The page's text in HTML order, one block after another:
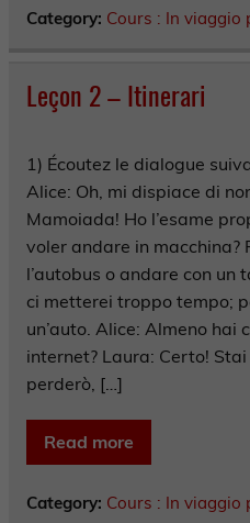
Category: Cours : In viaggio
Leçon 2 – Itinerari
1) Écoutez le dialogue
Alice: Oh, mi dispiace di
Mamoiada! Ho l’esame
voler andare in macchina?
l’autobus o andare con un
ci metterei troppo tempo;
un’auto. Alice: Almeno hai
internet? Laura: Certo!
perderò, […]
Read more
Category: Cours : In viaggio